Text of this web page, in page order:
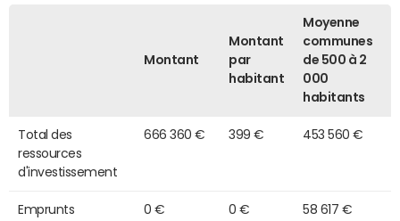
Montant
Montant
par
habitant
Moyenne
communes
de 500 à 2
000
habitants
Total des
ressources
d'investissement
666 360 € 399 € 453 560 €
Emprunts 0 € 0 € 58 617 €